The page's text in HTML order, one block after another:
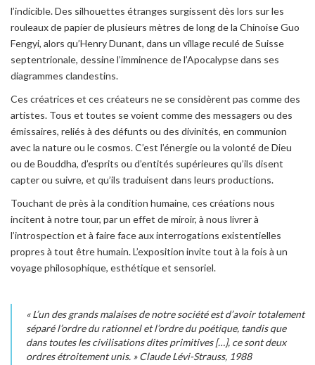
l’indicible. Des silhouettes étranges surgissent dès lors sur les
rouleaux de papier de plusieurs mètres de long de la Chinoise Guo
Fengyi, alors qu’Henry Dunant, dans un village reculé de Suisse
septentrionale, dessine l’imminence de l’Apocalypse dans ses
diagrammes clandestins.
Ces créatrices et ces créateurs ne se considèrent pas comme des
artistes. Tous et toutes se voient comme des messagers ou des
émissaires, reliés à des défunts ou des divinités, en communion
avec la nature ou le cosmos. C’est l’énergie ou la volonté de Dieu
ou de Bouddha, d’esprits ou d’entités supérieures qu’ils disent
capter ou suivre, et qu’ils traduisent dans leurs productions.
Touchant de près à la condition humaine, ces créations nous
incitent à notre tour, par un effet de miroir, à nous livrer à
l’introspection et à faire face aux interrogations existentielles
propres à tout être humain. L’exposition invite tout à la fois à un
voyage philosophique, esthétique et sensoriel.
« L’un des grands malaises de notre société est d’avoir totalement
séparé l’ordre du rationnel et l’ordre du poétique, tandis que
dans toutes les civilisations dites primitives […], ce sont deux
ordres étroitement unis. » Claude Lévi-Strauss, 1988